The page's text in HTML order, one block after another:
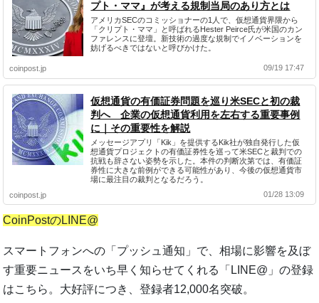
プト・ママ』が考える規制当局のあり方とは
アメリカSECのコミッショナーの1人で、仮想通貨界隈から
「クリプト・ママ」と呼ばれるHester Peirce氏が米国のカン
ファレンスに登壇。新技術の過度な規制でイノベーションを
妨げるべきではないと呼びかけた。
coinpost.jp 09/19 17:47
仮想通貨の有価証券問題を巡り米SECと初の裁
判へ 企業の仮想通貨利用を左右する重要事例
に｜その重要性を解説
メッセージアプリ「Kik」を提供するKik社が独自発行した仮
想通貨プロジェクトの有価証券性を巡って米SECと裁判での
抗戦も辞さない姿勢を示した。本件の判断次第では、有価証
券性に大きな前例ができる可能性があり、今後の仮想通貨市
場に最注目の裁判となるだろう。
coinpost.jp
01/28 13:09
CoinPostのLINE@
スマートフォンへの「プッシュ通知」で、相場に影響を及ぼ
す重要ニュースをいち早く知らせてくれる「LINE@」の登録
はこちら。大好評につき、登録者12,000名突破。